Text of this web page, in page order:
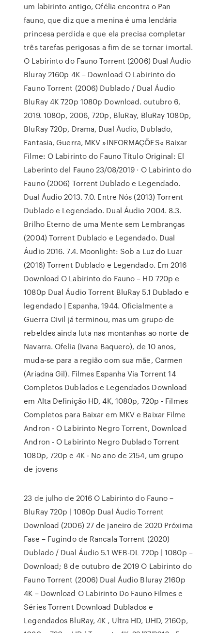
um labirinto antigo, Ofélia encontra o Pan
fauno, que diz que a menina é uma lendária
princesa perdida e que ela precisa completar
três tarefas perigosas a fim de se tornar imortal.
O Labirinto do Fauno Torrent (2006) Dual Áudio
Bluray 2160p 4K – Download O Labirinto do
Fauno Torrent (2006) Dublado / Dual Áudio
BluRay 4K 720p 1080p Download. outubro 6,
2019. 1080p, 2006, 720p, BluRay, BluRay 1080p,
BluRay 720p, Drama, Dual Áudio, Dublado,
Fantasia, Guerra, MKV »INFORMAÇÕES« Baixar
Filme: O Labirinto do Fauno Título Original: El
Laberinto del Fauno 23/08/2019 · O Labirinto do
Fauno (2006) Torrent Dublado e Legendado.
Dual Áudio 2013. 7.0. Entre Nós (2013) Torrent
Dublado e Legendado. Dual Áudio 2004. 8.3.
Brilho Eterno de uma Mente sem Lembranças
(2004) Torrent Dublado e Legendado. Dual
Áudio 2016. 7.4. Moonlight: Sob a Luz do Luar
(2016) Torrent Dublado e Legendado. Em 2016
Download O Labirinto do Fauno – HD 720p e
1080p Dual Áudio Torrent BluRay 5.1 Dublado e
legendado | Espanha, 1944. Oficialmente a
Guerra Civil já terminou, mas um grupo de
rebeldes ainda luta nas montanhas ao norte de
Navarra. Ofelia (Ivana Baquero), de 10 anos,
muda-se para a região com sua mãe, Carmen
(Ariadna Gil). Filmes Espanha Via Torrent 14
Completos Dublados e Legendados Download
em Alta Definição HD, 4K, 1080p, 720p - Filmes
Completos para Baixar em MKV e Baixar Filme
Andron - O Labirinto Negro Torrent, Download
Andron - O Labirinto Negro Dublado Torrent
1080p, 720p e 4K - No ano de 2154, um grupo
de jovens
23 de julho de 2016 O Labirinto do Fauno –
BluRay 720p | 1080p Dual Áudio Torrent
Download (2006) 27 de janeiro de 2020 Próxima
Fase – Fugindo de Rancala Torrent (2020)
Dublado / Dual Áudio 5.1 WEB-DL 720p | 1080p –
Download; 8 de outubro de 2019 O Labirinto do
Fauno Torrent (2006) Dual Áudio Bluray 2160p
4K – Download O Labirinto Do Fauno Filmes e
Séries Torrent Download Dublados e
Legendados BluRay, 4K , Ultra HD, UHD, 2160p,